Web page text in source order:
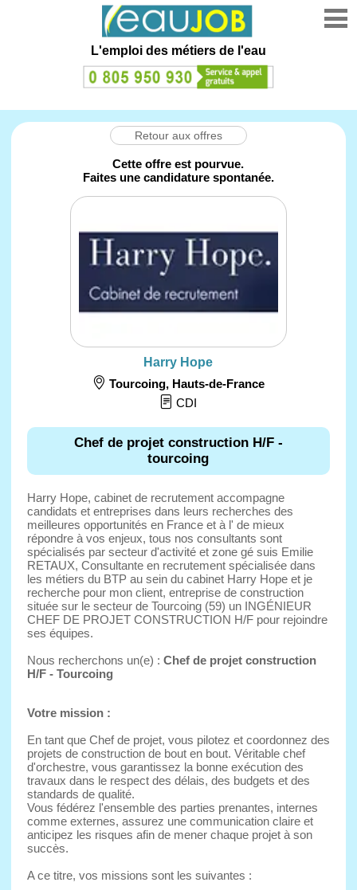
L'emploi des métiers de l'eau
Retour aux offres
Cette offre est pourvue.
Faites une candidature spontanée.
Harry Hope
Tourcoing, Hauts-de-France
CDI
Chef de projet construction H/F -
tourcoing
Harry Hope, cabinet de recrutement accompagne
candidats et entreprises dans leurs recherches des
meilleures opportunités en France et à l' de mieux
répondre à vos enjeux, tous nos consultants sont
spécialisés par secteur d'activité et zone gé suis Emilie
RETAUX, Consultante en recrutement spécialisée dans
les métiers du BTP au sein du cabinet Harry Hope et je
recherche pour mon client, entreprise de construction
située sur le secteur de Tourcoing (59) un INGÉNIEUR
CHEF DE PROJET CONSTRUCTION H/F pour rejoindre
ses équipes.
Nous recherchons un(e) : Chef de projet construction
H/F - Tourcoing
Votre mission :
En tant que Chef de projet, vous pilotez et coordonnez des
projets de construction de bout en bout. Véritable chef
d'orchestre, vous garantissez la bonne exécution des
travaux dans le respect des délais, des budgets et des
standards de qualité.
Vous fédérez l'ensemble des parties prenantes, internes
comme externes, assurez une communication claire et
anticipez les risques afin de mener chaque projet à son
succès.
A ce titre, vos missions sont les suivantes :